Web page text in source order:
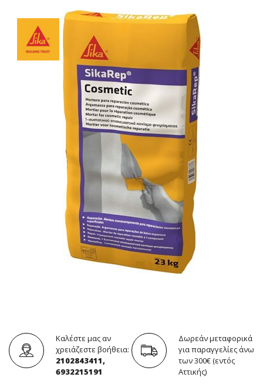
Καλέστε μας αν
χρειάζεστε βοήθεια:
2102843411,
6932215191
Δωρεάν μεταφορικά
για παραγγελίες άνω
των 300€ (εντός
Αττικής)